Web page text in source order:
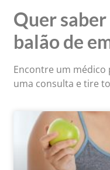
Quer
balão de
Encontre um
uma consulta e tire